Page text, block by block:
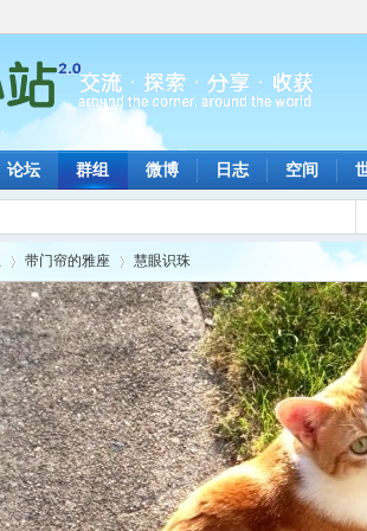
论坛 群组 微博 日志 空间
›
带门帘的雅座
›
慧眼识珠